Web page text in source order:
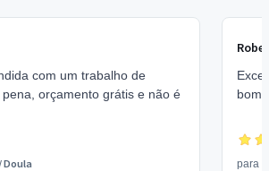
com um trabalho de
orçamento grátis e não é
/Doula
bom
para